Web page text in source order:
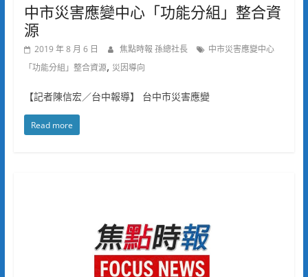
中市災害應變中心「功能分組」整合資
源
2019 年 8 月 6 日 焦點時報 孫總社長
中市災害應變中心
「功能分組」整合資源, 災因導向
【記者陳信宏／台中報導】 台中市災害應變
Read more